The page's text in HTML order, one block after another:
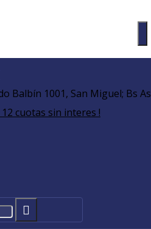
Balbín 1001, San Miguel; Bs As
cuotas sin interes !